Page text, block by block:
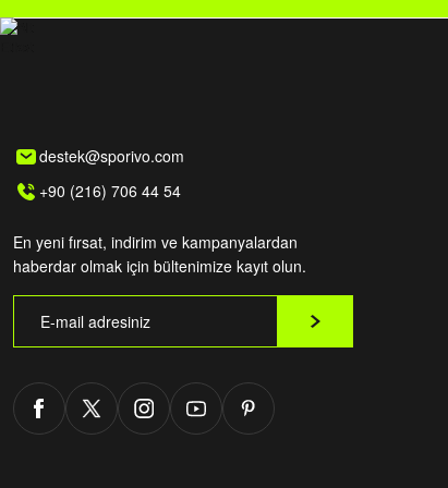
destek@sporivo.com
+90 (216) 706 44 54
En yeni fırsat, indirim ve kampanyalardan
haberdar olmak için bültenimize kayıt olun.